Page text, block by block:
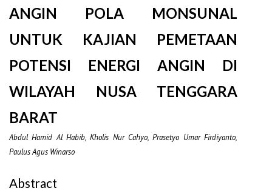
ANGIN POLA MONSUNAL
UNTUK KAJIAN PEMETAAN
POTENSI ENERGI ANGIN DI
WILAYAH NUSA TENGGARA
BARAT
Abdul Hamid Al Habib, Kholis Nur Cahyo, Prasetyo Umar Firdiyanto,
Paulus Agus Winarso
Abstract